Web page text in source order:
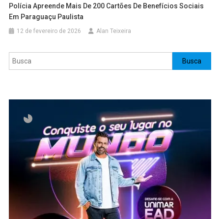
Polícia Apreende Mais De 200 Cartões De Benefícios Sociais
Em Paraguaçu Paulista
12 de fevereiro de 2026 Alan Teixeira
Pesquisar Busca